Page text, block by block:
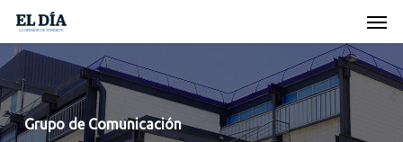
main
content
Grupo de Comunicación